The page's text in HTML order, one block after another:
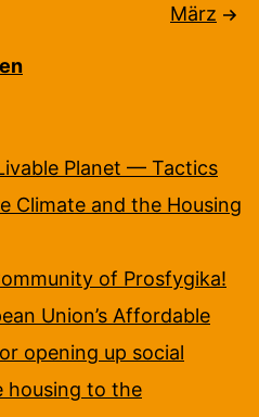
März
Planet — Tactics
Climate and the Housing
of Prosfygika!
Union’s Affordable
opening up social
housing to the